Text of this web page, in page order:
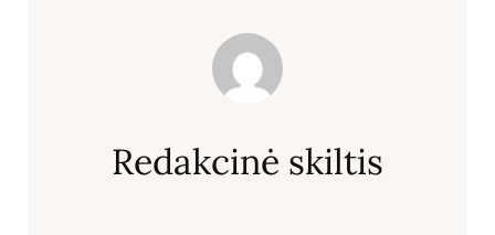
Redakcinė skiltis